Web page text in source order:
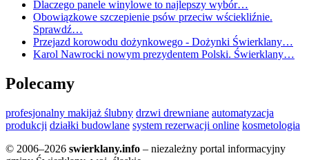
Dlaczego panele winylowe to najlepszy wybór…
Obowiązkowe szczepienie psów przeciw wściekliźnie.
Sprawdź…
Przejazd korowodu dożynkowego - Dożynki Świerklany…
Karol Nawrocki nowym prezydentem Polski. Świerklany…
Polecamy
profesjonalny makijaż ślubny drzwi drewniane automatyzacja
produkcji działki budowlane system rezerwacji online kosmetologia
© 2006–2026 swierklany.info – niezależny portal informacyjny